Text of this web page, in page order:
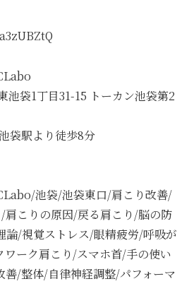
池袋1丁目31-15 トーカン池袋第2
袋駅より徒歩8分
池袋/池袋東口/肩こり改善/
肩こりの原因/戻る肩こり/脳の防
論/視覚ストレス/眼精疲労/呼吸が
ーク肩こり/スマホ首/手の使い
善/整体/自律神経調整/パフォーマ